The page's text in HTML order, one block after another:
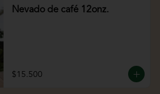
Nevado de café 12onz.
$15.500